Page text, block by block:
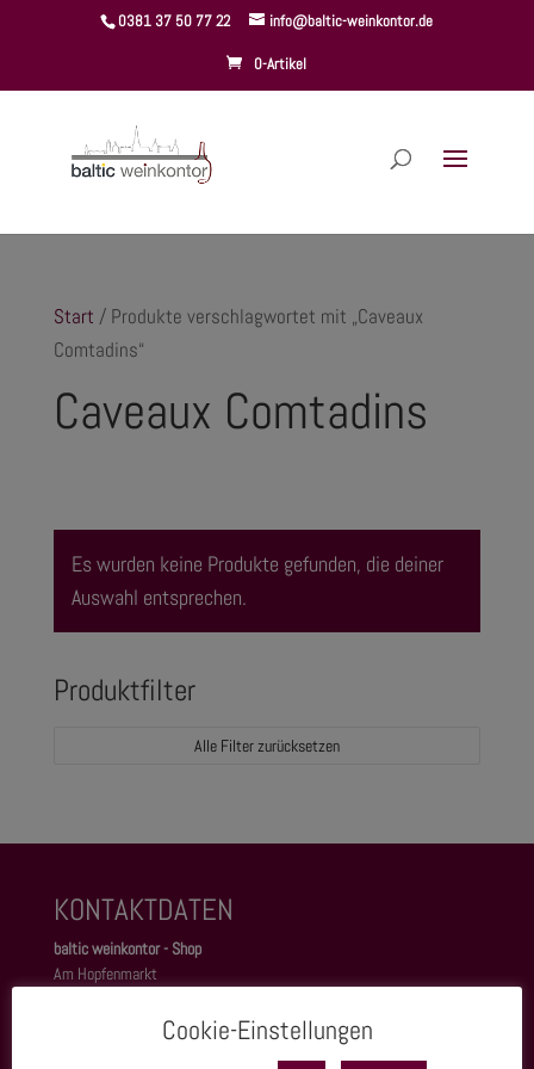
0381 37 50 77 22 info@baltic-weinkontor.de
0-Artikel
Products
Start / Produkte verschlagwortet mit „Caveaux
Comtadins“
Caveaux Comtadins
Es wurden keine Produkte gefunden, die deiner
Auswahl entsprechen.
Produktfilter
Alle Filter zurücksetzen
KONTAKTDATEN
baltic weinkontor - Shop
Am Hopfenmarkt
Cookie-Einstellungen